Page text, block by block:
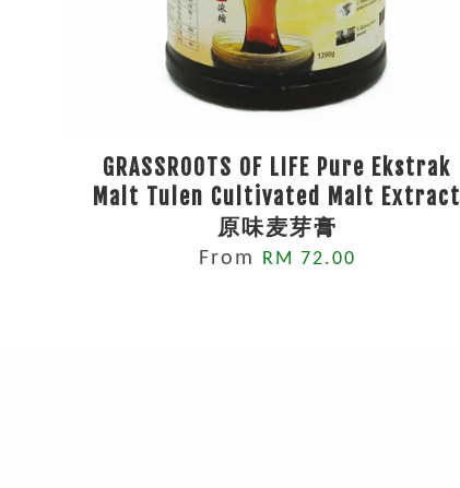
GRASSROOTS OF LIFE Pure Ekstrak
Malt Tulen Cultivated Malt Extract
原味麦芽膏
From RM 72.00